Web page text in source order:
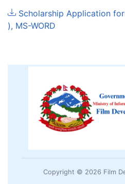
Scholarship Application
), MS-WORD
Copyright © 2026 Film